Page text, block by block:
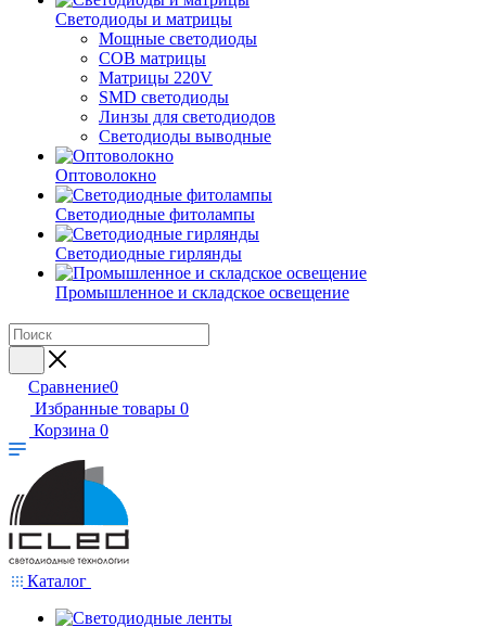
Светодиоды и матрицы
Мощные светодиоды
COB матрицы
Матрицы 220V
SMD светодиоды
Линзы для светодиодов
Светодиоды выводные
Оптоволокно
Светодиодные фитолампы
Светодиодные гирлянды
Промышленное и складское освещение
Сравнение0
Избранные товары 0
Корзина 0
Каталог